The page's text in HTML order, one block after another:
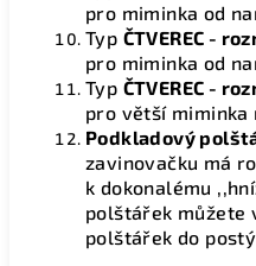
pro miminka od
Typ ČTVEREC -
pro miminka od
Typ ČTVEREC -
pro větší miminka
Podkladový
zavinovačku má
k dokonalému
polštářek můžete
polštářek do